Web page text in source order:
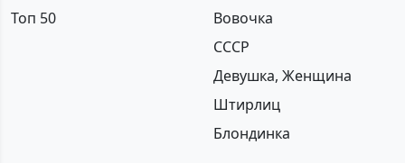
Топ 50
Вовочка
СССР
Девушка, Женщина
Штирлиц
Блондинка